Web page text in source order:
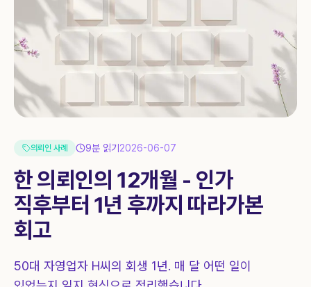
지역
자가진단
후기
상담 신청1844-0755
의뢰인 사례 9분 읽기 2026-06-07
한 의뢰인의 12개월 - 인가
직후부터 1년 후까지 따라가본
회고
50대 자영업자 H씨의 회생 1년. 매 달 어떤 일이